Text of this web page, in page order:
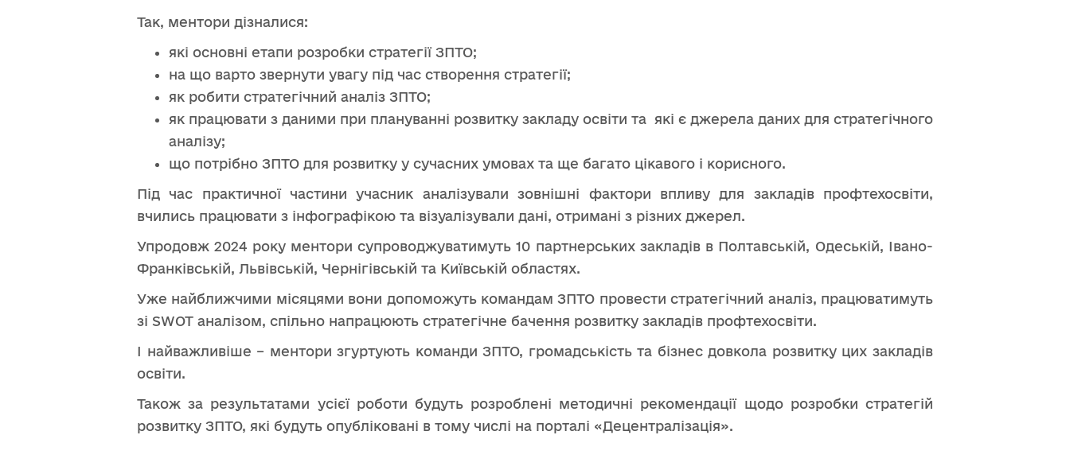
Так, ментори дізналися:
які основні етапи розробки стратегії ЗПТО;
на що варто звернути увагу під час створення стратегії;
як робити стратегічний аналіз ЗПТО;
як працювати з даними при плануванні розвитку закладу освіти та які є джерела даних для стратегічного
аналізу;
що потрібно ЗПТО для розвитку у сучасних умовах та ще багато цікавого і корисного.
Під час практичної частини учасник аналізували зовнішні фактори впливу для закладів профтехосвіти,
вчились працювати з інфографікою та візуалізували дані, отримані з різних джерел.
Упродовж 2024 року ментори супроводжуватимуть 10 партнерських закладів в Полтавській, Одеській, Івано-
Франківській, Львівській, Чернігівській та Київській областях.
Уже найближчими місяцями вони допоможуть командам ЗПТО провести стратегічний аналіз, працюватимуть
зі SWOT аналізом, спільно напрацюють стратегічне бачення розвитку закладів профтехосвіти.
І найважливіше – ментори згуртують команди ЗПТО, громадськість та бізнес довкола розвитку цих закладів
освіти.
Також за результатами усієї роботи будуть розроблені методичні рекомендації щодо розробки стратегій
розвитку ЗПТО, які будуть опубліковані в тому числі на порталі «Децентралізація».